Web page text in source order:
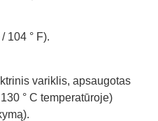
104 ° F).
variklis, apsaugotas
° C temperatūroje)